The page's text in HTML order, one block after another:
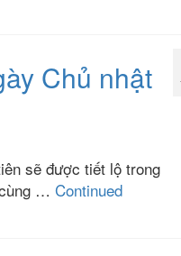
Chủ nhật
sẽ được tiết lộ trong
… Continued